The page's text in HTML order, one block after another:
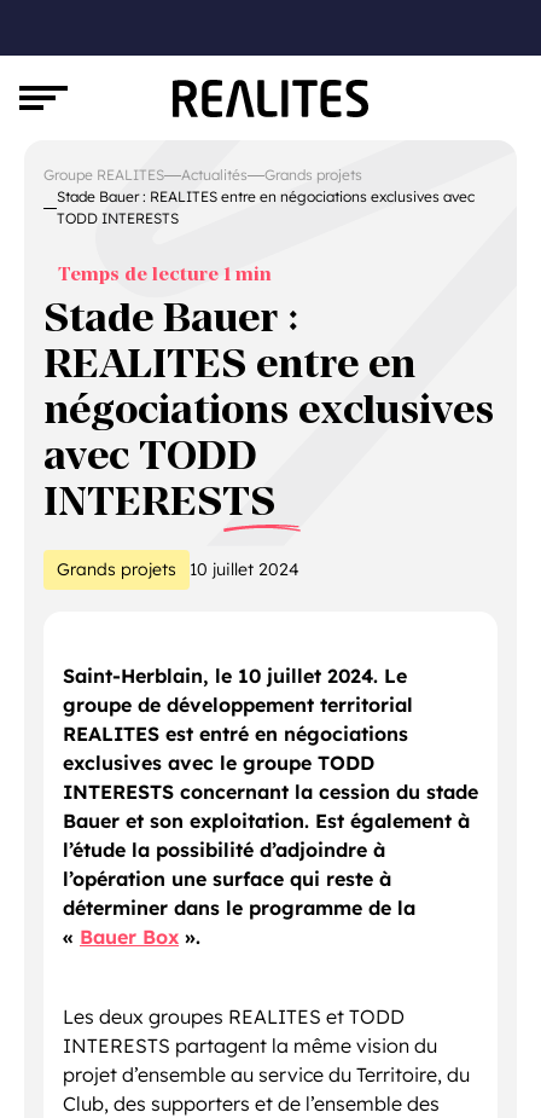
Groupe REALITES Actualités
Grands projets
Stade Bauer : REALITES entre en négociations exclusives avec
TODD INTERESTS
Stade Bauer :
REALITES entre en
négociations exclusives
avec TODD
INTERESTS
Grands projets 10 juillet 2024
Saint-Herblain, le 10 juillet 2024. Le
groupe de développement territorial
REALITES est entré en négociations
exclusives avec le groupe TODD
INTERESTS concernant la cession du stade
Bauer et son exploitation. Est également à
l’étude la possibilité d’adjoindre à
l’opération une surface qui reste à
déterminer dans le programme de la
« Bauer Box ».
Les deux groupes REALITES et TODD
INTERESTS partagent la même vision du
projet d’ensemble au service du Territoire, du
Club, des supporters et de l’ensemble des